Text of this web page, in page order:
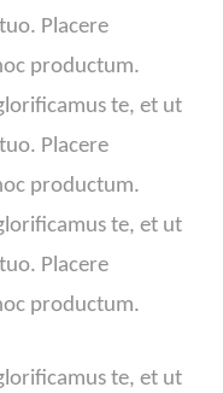
Placere
productum.
te, et ut
Placere
productum.
te, et ut
Placere
productum.
te, et ut